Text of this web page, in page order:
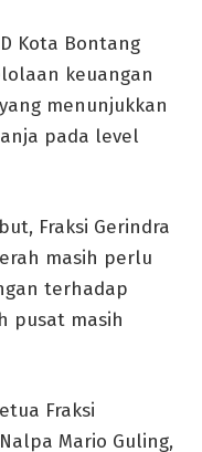
Kota Bontang
keuangan
menunjukkan
pada level
Fraksi Gerindra
masih perlu
terhadap
pusat masih
Fraksi
Mario Guling,